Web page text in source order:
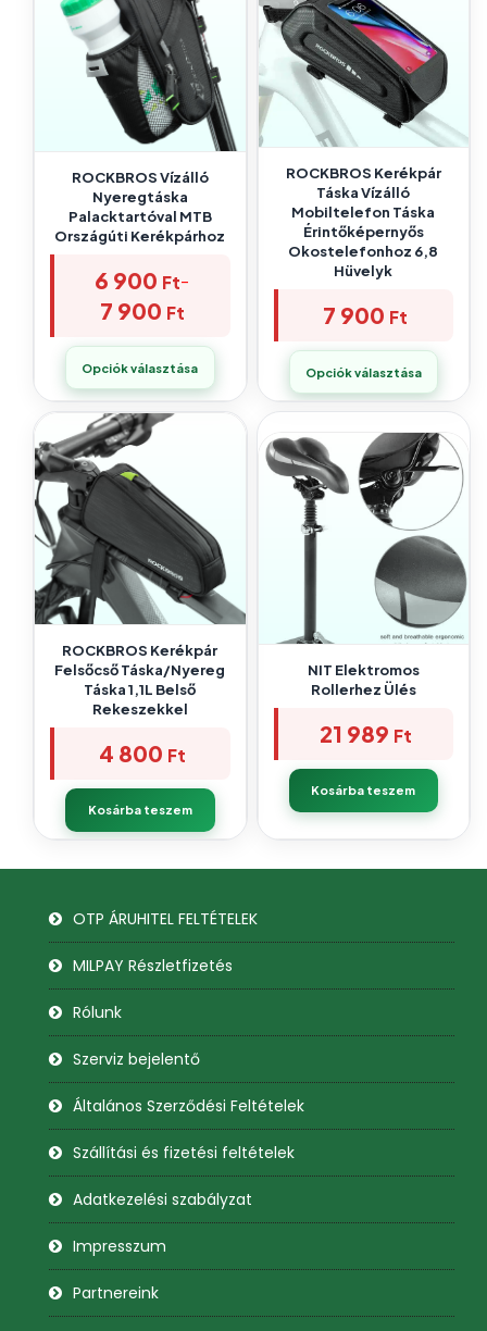
ROCKBROS Vízálló
Nyeregtáska
Palacktartóval MTB
Országúti Kerékpárhoz
6 900 Ft–
7 900 Ft
Opciók választása
ROCKBROS Kerékpár
Táska Vízálló
Mobiltelefon Táska
Érintőképernyős
Okostelefonhoz 6,8
Hüvelyk
7 900 Ft
Opciók választása
ROCKBROS Kerékpár
Felsőcső Táska/nyereg
Táska 1,1L Belső
Rekeszekkel
4 800 Ft
Kosárba teszem
NIT Elektromos
Rollerhez Ülés
21 989 Ft
Kosárba teszem
OTP ÁRUHITEL FELTÉTELEK
MILPAY Részletfizetés
Rólunk
Szerviz bejelentő
Általános Szerződési Feltételek
Szállítási és fizetési feltételek
Adatkezelési szabályzat
Impresszum
Partnereink